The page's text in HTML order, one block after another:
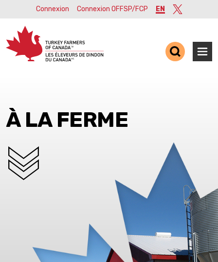
Connexion Connexion OFFSP/FCP EN Twitter
À LA FERME
SCROLL DOWN